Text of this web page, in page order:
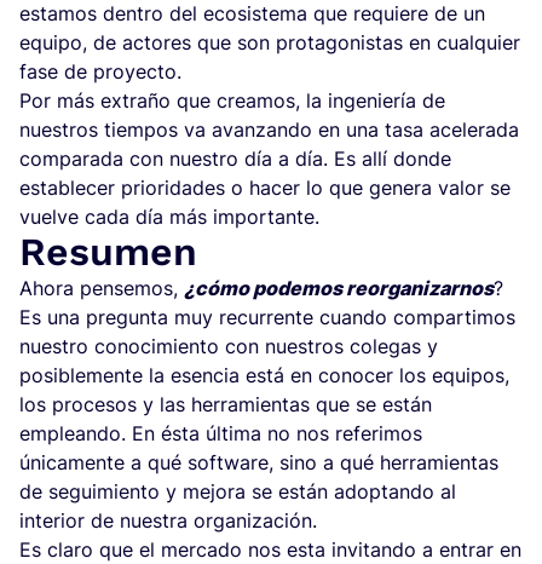
estamos dentro del ecosistema que requiere de un
equipo, de actores que son protagonistas en cualquier
fase de proyecto.
Por más extraño que creamos, la ingeniería de
nuestros tiempos va avanzando en una tasa acelerada
comparada con nuestro día a día. Es allí donde
establecer prioridades o hacer lo que genera valor se
vuelve cada día más importante.
Resumen
Ahora pensemos, ¿cómo podemos reorganizarnos?
Es una pregunta muy recurrente cuando compartimos
nuestro conocimiento con nuestros colegas y
posiblemente la esencia está en conocer los equipos,
los procesos y las herramientas que se están
empleando. En ésta última no nos referimos
únicamente a qué software, sino a qué herramientas
de seguimiento y mejora se están adoptando al
interior de nuestra organización.
Es claro que el mercado nos esta invitando a entrar en